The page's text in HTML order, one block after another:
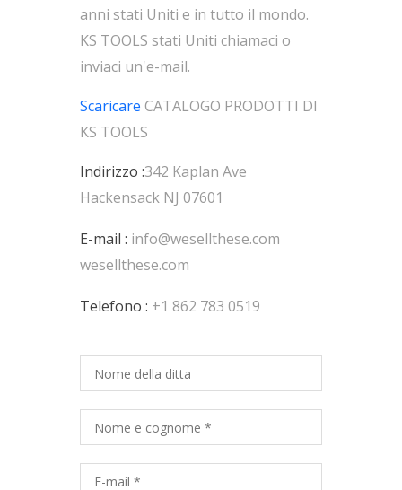
anni stati Uniti e in tutto il mondo.
KS TOOLS stati Uniti chiamaci o
inviaci un'e-mail.
Scaricare CATALOGO PRODOTTI DI
KS TOOLS
Indirizzo :342 Kaplan Ave
Hackensack NJ 07601
E-mail : info@wesellthese.com
wesellthese.com
Telefono : +1 862 783 0519